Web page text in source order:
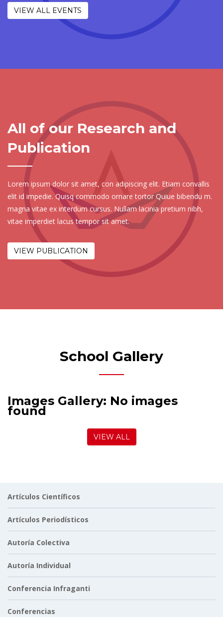
VIEW ALL EVENTS
All of our Research and
Publication
Lorem ipsum dolor sit amet, con adipiscing elit. Etiam convallis
elit id impedie. Quisq commodo ornare tortor Quiue bibendu m.
magna vitae ex interdum cursus. Nullam lacinia pretium nibh,
vitae imperdiet lacus tempor sit amet.
VIEW PUBLICATION
School Gallery
Images Gallery: No images
found
VIEW ALL
Artículos Científicos
Artículos Periodísticos
Autoría Colectiva
Autoría Individual
Conferencia Infraganti
Conferencias